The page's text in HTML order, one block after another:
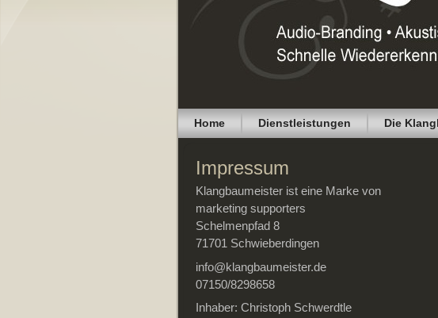
Home Dienstleistungen Die
Impressum
Klangbaumeister ist eine Marke von
marketing supporters
Schelmenpfad 8
71701 Schwieberdingen
info@klangbaumeister.de
07150/8298658
Inhaber: Christoph Schwerdtle